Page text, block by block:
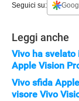
Seguici su:
Leggi anche
Vivo ha svelato
Apple Vision
Vivo sfida
visore Vivo